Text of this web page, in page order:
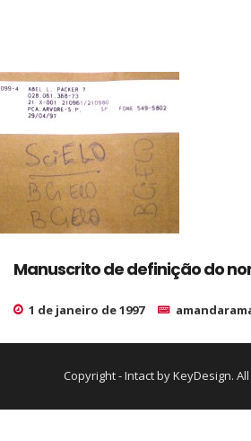
Manuscrito de definição do
1 de janeiro de 1997
Copyright - Intact by KeyDesign.